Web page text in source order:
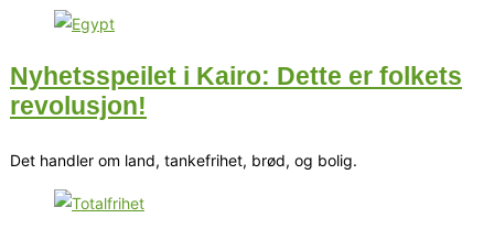
Nyhetsspeilet i Kairo: Dette er folkets
revolusjon!
Det handler om land, tankefrihet, brød, og bolig.